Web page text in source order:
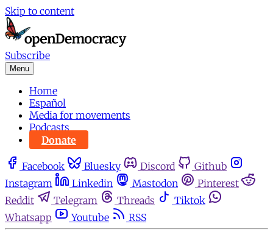
Skip to content
Subscribe
Menu
Home
Español
Media for movements
Podcasts
Donate
Facebook Bluesky Discord
Github
Instagram
Linkedin Mastodon
Pinterest
Reddit
Telegram Threads
Tiktok
Whatsapp
Youtube RSS